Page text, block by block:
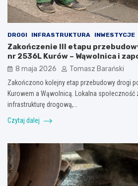
DROGI INFRASTRUKTURA INWESTYCJE
Zakończenie III etapu
nr 2536L Kurów – Wąwolnica i
8 maja 2026 Tomasz Barański
Zakończono kolejny etap przebudowy drogi
Kurowem a Wąwolnicą. Lokalna
infrastrukturę drogową,…
Czytaj dalej